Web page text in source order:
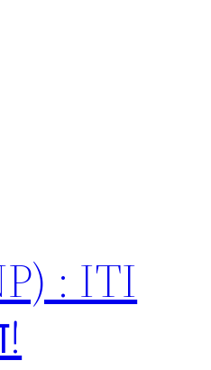
: ITI